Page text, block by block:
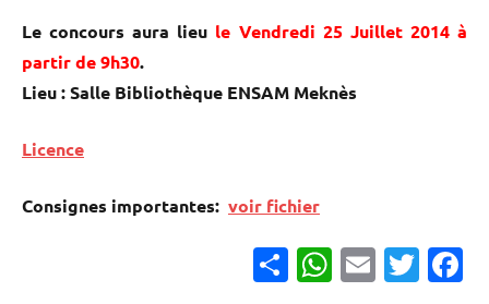
Le concours aura lieu le Vendredi 25 Juillet 2014 à
partir de 9h30.
Lieu : Salle Bibliothèque ENSAM Meknès
Licence
Consignes importantes: voir fichier
Facebook
Twitter
Email
WhatsApp